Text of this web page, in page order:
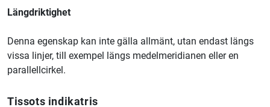
Längdriktighet
Denna egenskap kan inte gälla allmänt, utan endast längs
vissa linjer, till exempel längs medelmeridianen eller en
parallellcirkel.
Tissots indikatris